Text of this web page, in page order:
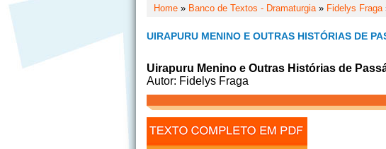
Home » Banco de Textos - Dramaturgia» Fidelys Fraga
UIRAPURU MENINO E OUTRAS HISTÓRIAS DE
Uirapuru Menino e Outras Histórias de
Autor: Fidelys Fraga